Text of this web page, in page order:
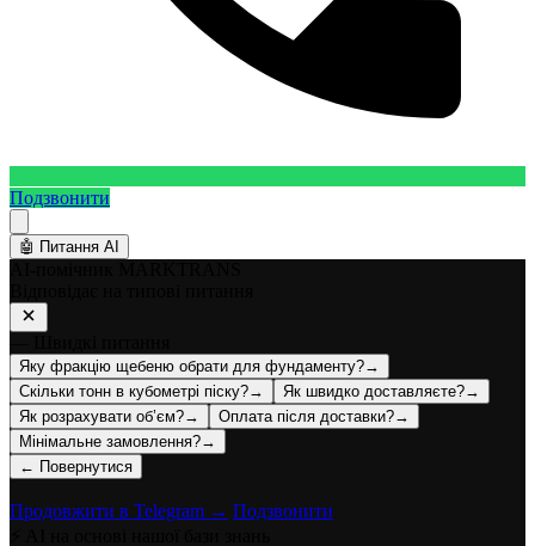
Подзвонити
🤖 Питання AI
Яку фракцію щебеню обрати для фундаменту?→
Скільки тонн в кубометрі піску?→ Як швидко доставляєте?→
Як розрахувати об’єм?→ Оплата після доставки?→
Мінімальне замовлення?→
← Повернутися
Продовжити в Telegram → Подзвонити